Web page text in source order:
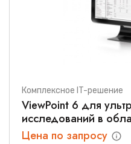
Комплексное IT-решение
ViewPoint 6 для
исследований в
здоровья
Цена по запросу